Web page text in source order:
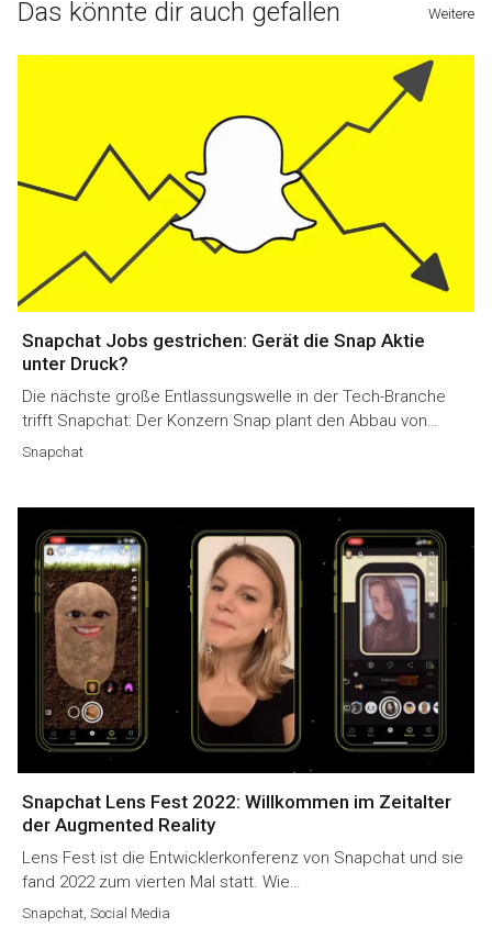
Das könnte dir auch gefallen Weitere
Snapchat Jobs gestrichen: Gerät die Snap Aktie
unter Druck?
Die nächste große Entlassungswelle in der Tech-Branche
trifft Snapchat: Der Konzern Snap plant den Abbau von…
Snapchat
Snapchat Lens Fest 2022: Willkommen im Zeitalter
der Augmented Reality
Lens Fest ist die Entwicklerkonferenz von Snapchat und sie
fand 2022 zum vierten Mal statt. Wie…
Snapchat Social Media